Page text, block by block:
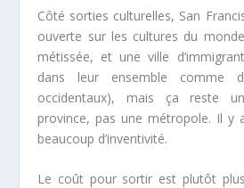
Côté sorties culturelles, San
ouverte sur les cultures du
métissée, et une ville
dans leur ensemble comme
occidentaux), mais ça reste
province, pas une métropole. Il y
beaucoup d’inventivité.
Le coût pour sortir est plutôt plus